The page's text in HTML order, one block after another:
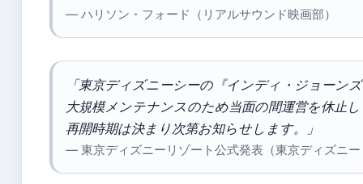
— ハリソン・フォード（リアルサウンド映画部）
「東京ディズニーシーの『インディ・ジョーン
大規模メンテナンスのため当面の間運営を休止
再開時期は決まり次第お知らせします。」
— 東京ディズニーリゾート公式発表（東京ディズニ